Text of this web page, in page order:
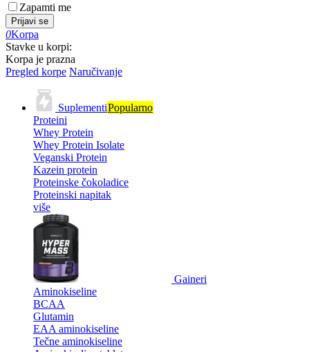
Zapamti me
Prijavi se
0Korpa
Stavke u korpi:
Korpa je prazna
Pregled korpe Naručivanje
SuplementiPopularno
Proteini
Whey Protein
Whey Protein Isolate
Veganski Protein
Kazein protein
Proteinske čokoladice
Proteinski napitak
više
Gaineri
Aminokiseline
BCAA
Glutamin
EAA aminokiseline
Tečne aminokiseline